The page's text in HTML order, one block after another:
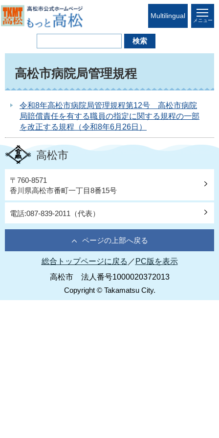
Multilingual
メニュー
高松市病院局管理規程
令和8年高松市病院局管理規程第12号 高松市病院
局賠償責任を有する職員の指定に関する規程の一部
を改正する規程（令和8年6月26日）
高松市
〒760-8571
香川県高松市番町一丁目8番15号
電話:087-839-2011（代表）
ページの上部へ戻る
総合トップページに戻る ／ PC版を表示
高松市 法人番号1000020372013
Copyright © Takamatsu City.